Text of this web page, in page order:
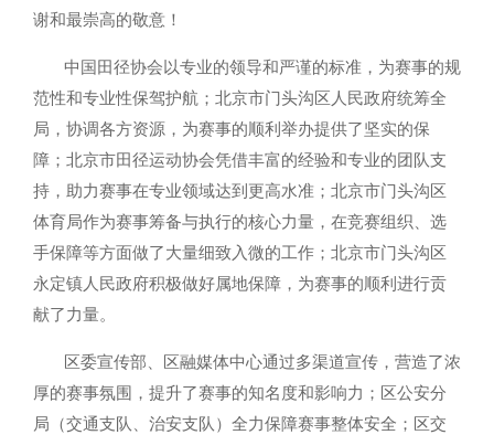
谢和最崇高的敬意！
中国田径协会以专业的领导和严谨的标准，为赛事的规
范性和专业性保驾护航；北京市门头沟区人民政府统筹全
局，协调各方资源，为赛事的顺利举办提供了坚实的保
障；北京市田径运动协会凭借丰富的经验和专业的团队支
持，助力赛事在专业领域达到更高水准；北京市门头沟区
体育局作为赛事筹备与执行的核心力量，在竞赛组织、选
手保障等方面做了大量细致入微的工作；北京市门头沟区
永定镇人民政府积极做好属地保障，为赛事的顺利进行贡
献了力量。
区委宣传部、区融媒体中心通过多渠道宣传，营造了浓
厚的赛事氛围，提升了赛事的知名度和影响力；区公安分
局（交通支队、治安支队）全力保障赛事整体安全；区交